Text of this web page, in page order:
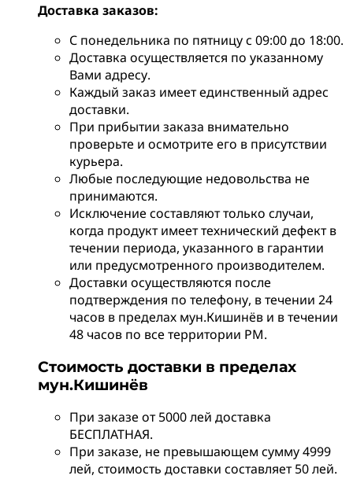
Доставка заказов:
С понедельника по пятницу с 09:00 до 18:00.
Доставка осуществляется по указанному
Вами адресу.
Каждый заказ имеет единственный адрес
доставки.
При прибытии заказа внимательно
проверьте и осмотрите его в присутствии
курьера.
Любые последующие недовольства не
принимаются.
Исключение составляют только случаи,
когда продукт имеет технический дефект в
течении периода, указанного в гарантии
или предусмотренного производителем.
Доставки осуществляются после
подтверждения по телефону, в течении 24
часов в пределах мун.Кишинёв и в течении
48 часов по все территории РМ.
Стоимость доставки в пределах
мун.Кишинёв
При заказе от 5000 лей доставка
БЕСПЛАТНАЯ.
При заказе, не превышающем сумму 4999
лей, стоимость доставки составляет 50 лей.